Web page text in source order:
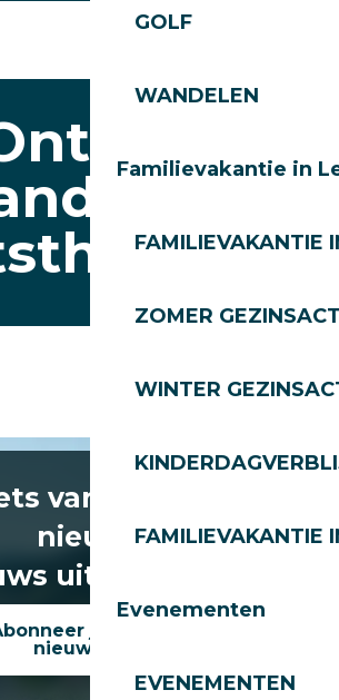
GOLF
WANDELEN
Familievakantie in
FAMILIEVAKANTIE
ZOMER
WINTER
FAMILIEVAKANTIE
Evenementen
EVENEMENTEN
van het laatste
nieuws
uit Les Gets!
je op onze
nieuwsbrief